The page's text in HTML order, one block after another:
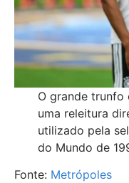
O grande trunfo
uma releitura
utilizado pela
do Mundo de
Fonte: Metrópoles